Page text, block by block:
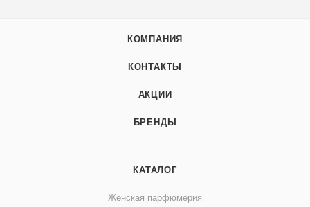
КОМПАНИЯ
КОНТАКТЫ
АКЦИИ
БРЕНДЫ
КАТАЛОГ
Женская парфюмерия